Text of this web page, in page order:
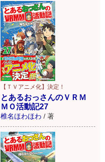
【ＴＶアニメ化】決定！
とあるおっさんのＶＲＭ
ＭＯ活動記27
椎名ほわほわ / 著